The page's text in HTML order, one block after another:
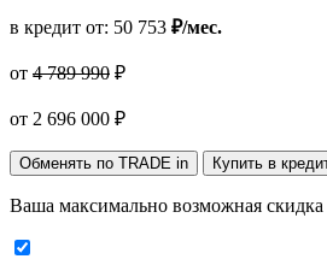
в кредит от: 50 753 ₽/мес.
от 4 789 990 ₽
от 2 696 000 ₽
Обменять по TRADE in Купить в
Ваша максимально возможная скидка